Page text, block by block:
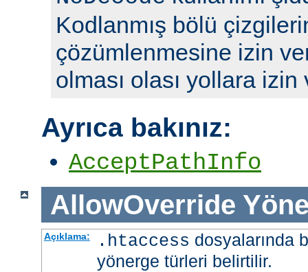
Kodlanmış bölü
çözümlenmesine izin
olması olası yollara
Ayrıca bakınız:
AcceptPathInfo
AllowOverride
Açıklama: .htaccess dosyalarında
yönerge türleri belirtilir.